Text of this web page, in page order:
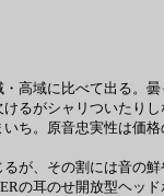
高域に比べて出る。
るがシャリついたり
ち。原音忠実性は価
が、その割には音の
の耳のせ開放型ヘッ